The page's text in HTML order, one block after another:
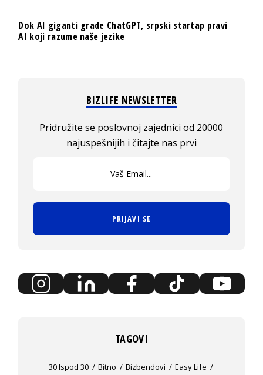
Dok AI giganti grade ChatGPT, srpski startap pravi
AI koji razume naše jezike
BIZLIFE NEWSLETTER
Pridružite se poslovnoj zajednici od 20000
najuspešnijih i čitajte nas prvi
PRIJAVI SE
TAGOVI
30 Ispod 30 Bitno Bizbendovi
Easy Life